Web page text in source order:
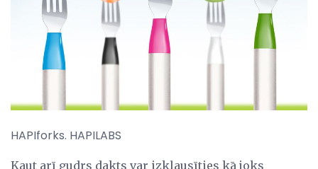
HAPIforks. HAPILABS
Kaut arī gudrs dakts var izklausīties kā joks